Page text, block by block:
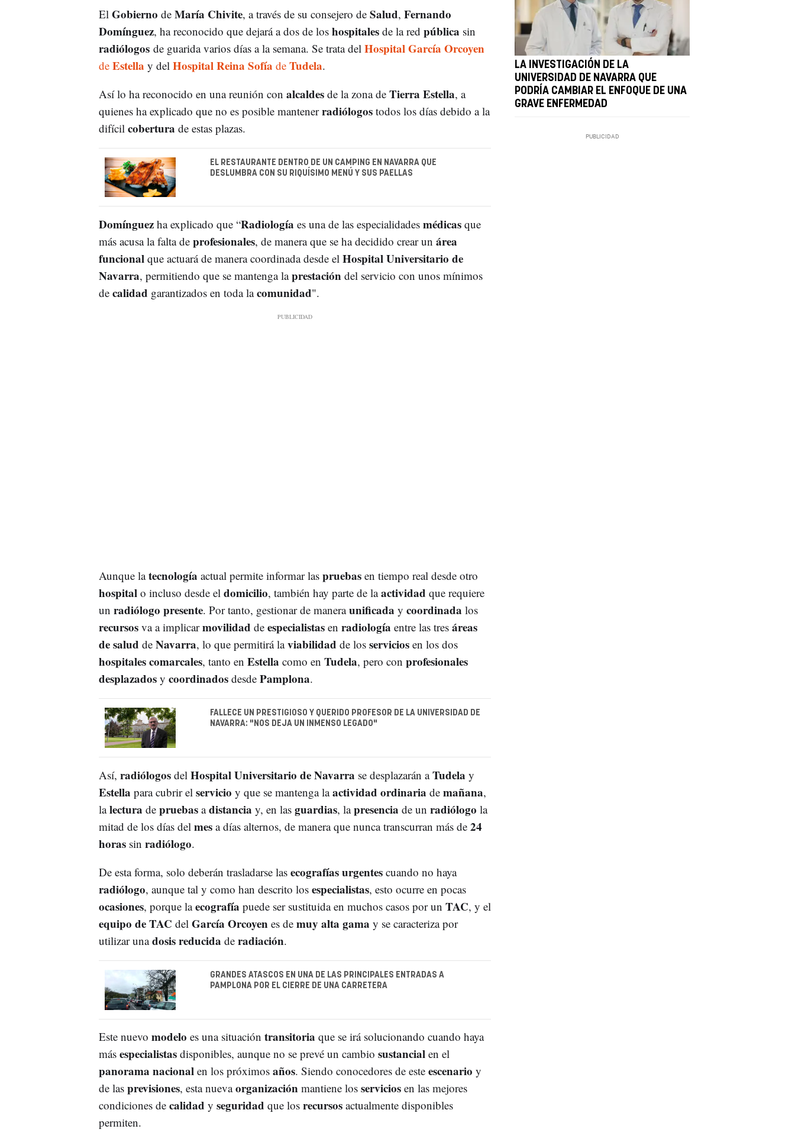
El Gobierno de María Chivite, a través de su consejero de Salud, Fernando
Domínguez, ha reconocido que dejará a dos de los hospitalesde la red pública sin
radiólogosde guarida varios días a la semana. Se trata del Hospital García Orcoyen
de Estella y del Hospital Reina Sofía de Tudela.
Así lo ha reconocido en una reunión con alcaldesde la zona de Tierra Estella, a
quienes ha explicado que no es posible mantenerradiólogostodos los días debido a la
difícil cobertura de estas plazas.
EL RESTAURANTE DENTRO DE UN CAMPING EN NAVARRA QUE
DESLUMBRA CON SU RIQUÍSIMO MENÚ Y SUS PAELLAS
Domínguezha explicado que “Radiología es una de las especialidades médicasque
más acusa la falta de profesionales, de manera que se ha decidido crear un área
funcionalque actuará de manera coordinada desde el Hospital Universitario de
Navarra, permitiendo que se mantenga laprestacióndel servicio con unos mínimos
de calidad garantizados en toda lacomunidad".
Aunque latecnología actual permite informar las pruebasen tiempo real desde otro
hospitalo incluso desde el domicilio, también hay parte de laactividad que requiere
un radiólogo presente. Por tanto, gestionar de maneraunificada y coordinada los
recursosva a implicarmovilidad de especialistasen radiología entre las tres áreas
de salud de Navarra, lo que permitirá laviabilidad de los serviciosen los dos
hospitales comarcales, tanto en Estella como en Tudela, pero con profesionales
desplazadosy coordinadosdesde Pamplona.
FALLECE UN PRESTIGIOSO Y QUERIDO PROFESOR DE LA UNIVERSIDAD DE
NAVARRA: "NOS DEJA UN INMENSO LEGADO"
Así, radiólogosdel Hospital Universitario de Navarra se desplazarán aTudela y
Estella para cubrir el servicio y que se mantenga laactividad ordinaria de mañana,
lalectura de pruebasadistancia y, en las guardias, lapresencia de un radiólogo la
mitad de los días del mesa días alternos, de manera que nunca transcurran más de 24
horassin radiólogo.
De esta forma, solo deberán trasladarse las ecografías urgentescuando no haya
radiólogo, aunque tal y como han descrito los especialistas, esto ocurre en pocas
ocasiones, porque laecografía puede ser sustituida en muchos casos por un TAC, y el
equipo de TAC del García Orcoyen es de muy alta gama y se caracteriza por
utilizar unadosis reducida de radiación.
GRANDES ATASCOS EN UNA DE LAS PRINCIPALES ENTRADAS A
PAMPLONA POR EL CIERRE DE UNA CARRETERA
Este nuevo modelo es una situación transitoria que se irá solucionando cuando haya
más especialistasdisponibles, aunque no se prevé un cambio sustancialen el
panorama nacionalen los próximos años. Siendo conocedores de este escenario y
de las previsiones, esta nuevaorganizaciónmantiene los serviciosen las mejores
condiciones de calidad y seguridad que los recursosactualmente disponibles
permiten.
LA INVESTIGACIÓN DE LA
UNIVERSIDAD DE NAVARRA QUE
PODRÍA CAMBIAR EL ENFOQUE DE UNA
GRAVE ENFERMEDAD